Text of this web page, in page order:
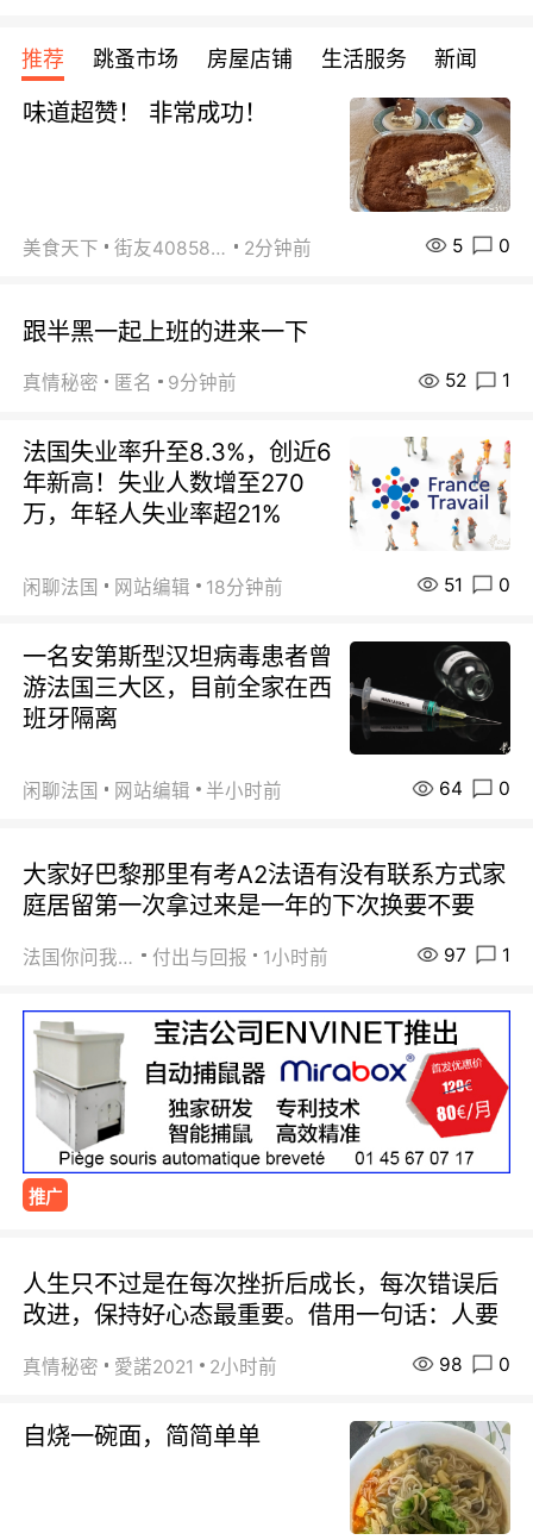
宾馆 108欧/天起
全程756欧/位
欧/天起 ~包拼房
每周铁发！
推荐 跳蚤市场 房屋店铺 生活服务 新闻
味道超赞！ 非常成功！
美食天下 街友40858442 2分钟前 5 0
跟半黑一起上班的进来一下
真情秘密 匿名 9分钟前 52 1
法国失业率升至8.3%，创近6
年新高！失业人数增至270
万，年轻人失业率超21%
闲聊法国 网站编辑 18分钟前 51 0
一名安第斯型汉坦病毒患者曾
游法国三大区，目前全家在西
班牙隔离
闲聊法国 网站编辑 半小时前 64 0
大家好巴黎那里有考A2法语有没有联系方式家
庭居留第一次拿过来是一年的下次换要不要
法国你问我答 付出与回报 1小时前 97 1
推广
人生只不过是在每次挫折后成长，每次错误后
改进，保持好心态最重要。借用一句话：人要
真情秘密 愛諾2021 2小时前 98 0
自烧一碗面，简简单单